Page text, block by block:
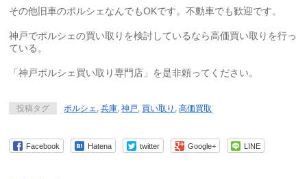
その他旧車のポルシェなんでもOKです。不動車でも歓迎です。
神戸でポルシェの買い取りを検討しているなら高価買い取りを行っ
ている。
「神戸ポルシェ買い取り専門店」を是非頼ってください。
投稿タグ ポルシェ,兵庫,神戸, 買い取り ,高価買取
Facebook Hatena twitter Google+ LINE